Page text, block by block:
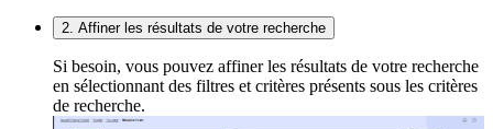
2. Affiner les résultats de votre recherche
Si besoin, vous pouvez affiner les résultats de votre recherche
en sélectionnant des filtres et critères présents sous les critères
de recherche.